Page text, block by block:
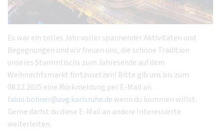
Es war ein tolles Jahr voller spannender Aktivitäten und
Begegnungen und wir freuen uns, die schöne Tradition
unseres Stammtischs zum Jahresende auf dem
Weihnachtsmarkt fortzusetzen! Bitte gib uns bis zum
08.12.2025 eine Rückmeldung per E-Mail an
fabio.bohner@avg.karlsruhe.de wenn du kommen willst.
Gerne darfst du diese E-Mail an andere Interessierte
weiterleiten.